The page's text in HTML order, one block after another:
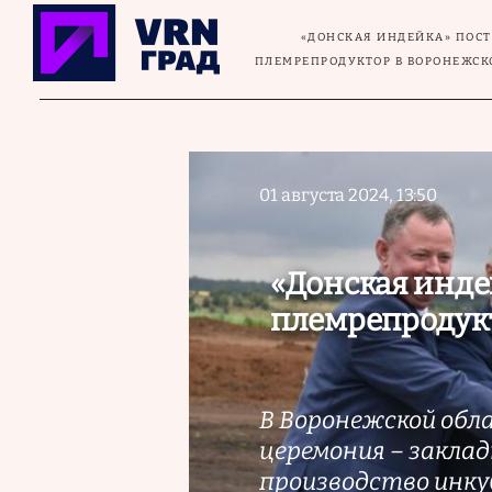
Перейти к основному содержанию
«ДОНСКАЯ ИНДЕЙКА»
ПЛЕМРЕПРОДУКТОР В
01 августа 2024, 13:50
«Донская
В Воронежской
церемония –
производство